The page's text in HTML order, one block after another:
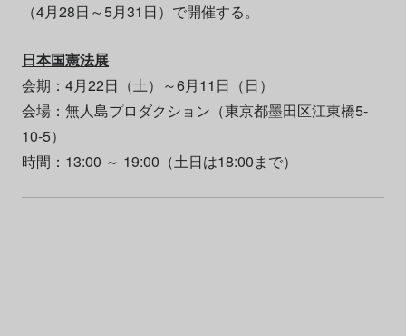
（4月28日～5月31日）で開催する。
日本国憲法展
会期：4月22日（土）～6月11日（日）
会場：無人島プロダクション（東京都墨田区江東橋5-
10-5）
時間：13:00 ～ 19:00（土日は18:00まで）